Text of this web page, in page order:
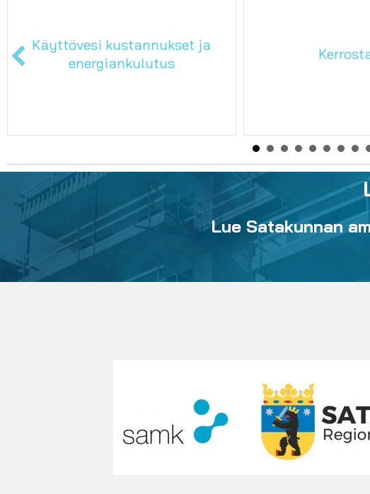
Kerrostalo 2
Lue Satakunnan